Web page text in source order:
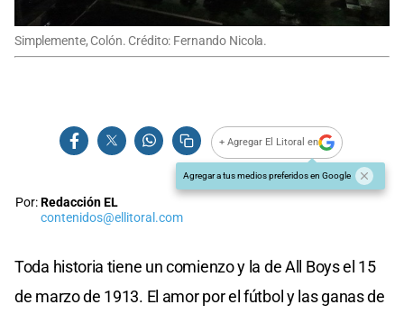
Simplemente, Colón. Crédito: Fernando Nicola.
+ Agregar El Litoral en
Agregar a tus medios preferidos en Google
Por:Redacción EL
contenidos@ellitoral.com
Toda historia tiene un comienzo y la de All Boys el 15
de marzo de 1913. El amor por el fútbol y las ganas de